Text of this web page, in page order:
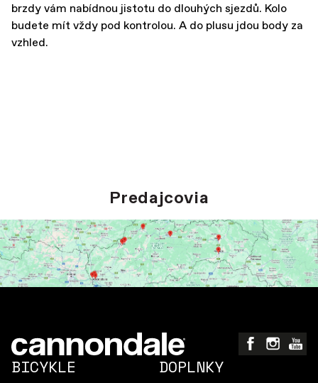
brzdy vám nabídnou jistotu do dlouhých sjezdů. Kolo
budete mít vždy pod kontrolou. A do plusu jdou body za
vzhled.
Predajcovia
BICYKLE DOPLNKY